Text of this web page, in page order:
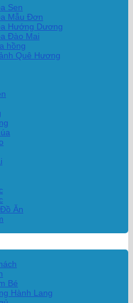
Sen
Mẫu Đơn
Hướng Dương
Đào Mai
hồng
Quê Hương
Ăn
Bé
Hành Lang